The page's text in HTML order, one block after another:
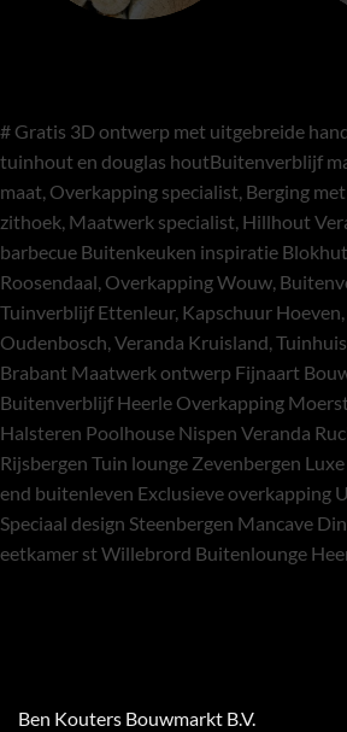
# Gratis 3D ontwerp met uitgebreide
tuinhout en douglas houtBuitenverblijf
maat, Overkapping specialist, Berging
zithoek, Maatwerk specialist, Hillhout
barbecue Buitenkeuken inspiratie
Roosendaal, Overkapping Wouw,
Tuinverblijf Ettenleur, Kapschuur
Oudenbosch, Veranda Kruisland,
Brabant Maatwerk ontwerp Fijnaart
Buitenverblijf Heerle Overkapping
Halsteren Poolhouse Nispen Veranda
Rijsbergen Tuin lounge Zevenbergen
end buitenleven Exclusieve overkapping
Speciaal design Steenbergen Mancave
eetkamer st Willebrord Buitenlounge
Ben Kouters Bouwmarkt B.V.